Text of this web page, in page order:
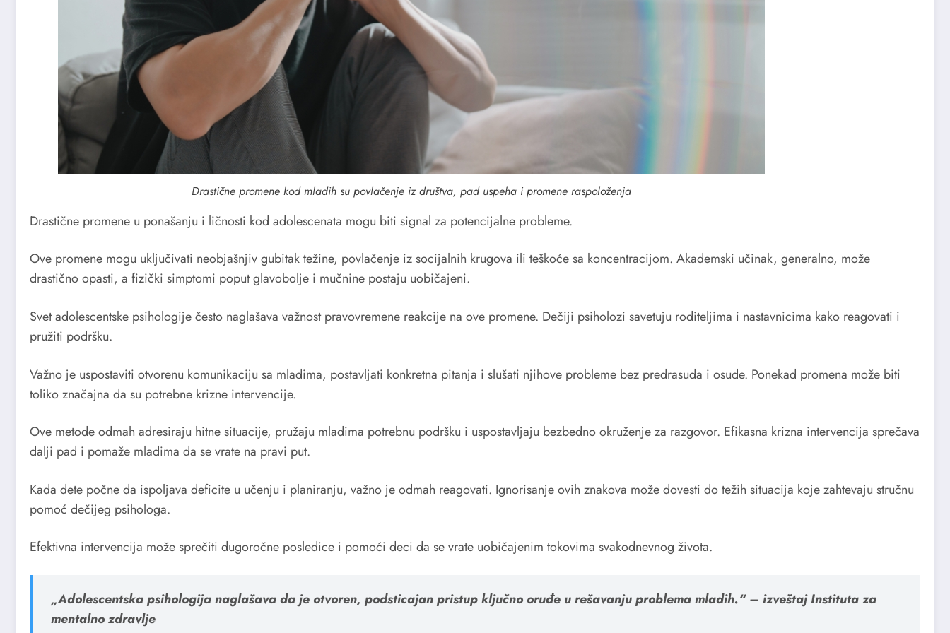
Drastične promene kod mladih su povlačenje iz društva, pad uspeha i promene raspoloženja
Drastične promene u ponašanju i ličnosti kod adolescenata mogu biti signal za potencijalne probleme.
Ove promene mogu uključivati neobjašnjiv gubitak težine, povlačenje iz socijalnih krugova ili teškoće sa koncentracijom. Akademski učinak, generalno, može
drastično opasti, a fizički simptomi poput glavobolje i mučnine postaju uobičajeni.
Svet adolescentske psihologije često naglašava važnost pravovremene reakcije na ove promene. Dečiji psiholozi savetuju roditeljima i nastavnicima kako reagovati i
pružiti podršku.
Važno je uspostaviti otvorenu komunikaciju sa mladima, postavljati konkretna pitanja i slušati njihove probleme bez predrasuda i osude. Ponekad promena može biti
toliko značajna da su potrebne krizne intervencije.
Ove metode odmah adresiraju hitne situacije, pružaju mladima potrebnu podršku i uspostavljaju bezbedno okruženje za razgovor. Efikasna krizna intervencija sprečava
dalji pad i pomaže mladima da se vrate na pravi put.
Kada dete počne da ispoljava deficite u učenju i planiranju, važno je odmah reagovati. Ignorisanje ovih znakova može dovesti do težih situacija koje zahtevaju stručnu
pomoć dečijeg psihologa.
Efektivna intervencija može sprečiti dugoročne posledice i pomoći deci da se vrate uobičajenim tokovima svakodnevnog života.
„Adolescentska psihologija naglašava da je otvoren, podsticajan pristup ključno oruđe u rešavanju problema mladih.“ – izveštaj Instituta za
mentalno zdravlje